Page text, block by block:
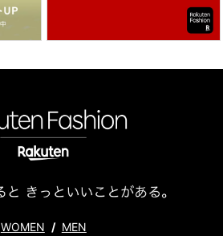
WOMEN / MEN